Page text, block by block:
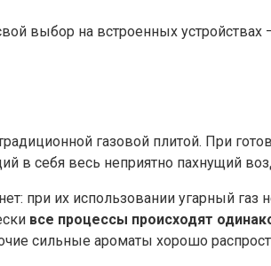
выбор на встроенных
газовой плитой. При
себя весь неприятно пахнущий
при их использовании угарный
все процессы происходят
сильные ароматы хорошо